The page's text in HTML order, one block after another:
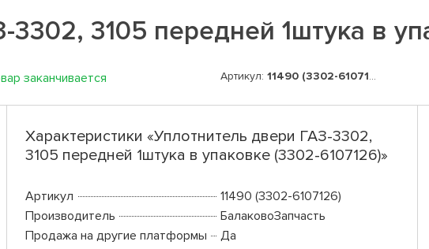
3105 передней 1штука в
заканчивается Артикул: 11490 (3302-6107126)
Характеристики «Уплотнитель двери ГАЗ-3302,
3105 передней 1штука в упаковке (3302-6107126)»
Артикул
11490 (3302-6107126)
Производитель
БалаковоЗапчасть
Продажа на другие платформы
Да